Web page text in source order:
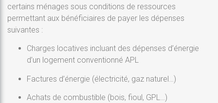
certains ménages sous conditions de ressources
permettant aux bénéficiaires de payer les dépenses
suivantes :
Charges locatives incluant des dépenses d’énergie
d’un logement conventionné APL
Factures d’énergie (électricité, gaz naturel…)
Achats de combustible (bois, fioul, GPL…)